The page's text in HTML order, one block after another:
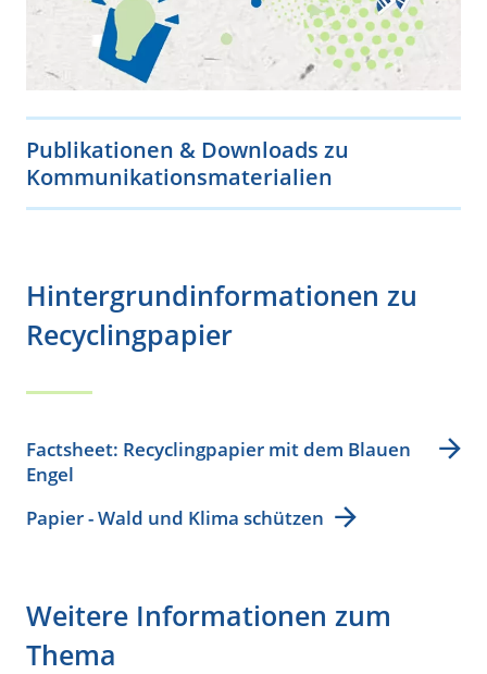
Publikationen & Downloads zu
Kommunikationsmaterialien
Hintergrundinformationen zu
Recyclingpapier
Factsheet: Recyclingpapier mit dem Blauen
Engel
Papier - Wald und Klima schützen
Weitere Informationen zum
Thema